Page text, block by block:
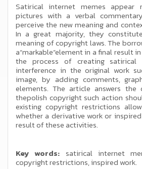
Satirical internet memes
pictures with a verbal
perceive the new meaning and
In a great majority, they
meaning of copyright laws. The
a“markable”element in a final result
the process of creating satirical
interference in the original work
image, by adding comments,
elements. The article answers the
thepolish copyright such action
existing copyright restrictions
whether a derivative work or
result of these activities.
Key words: satirical internet
copyright restrictions, inspired work.